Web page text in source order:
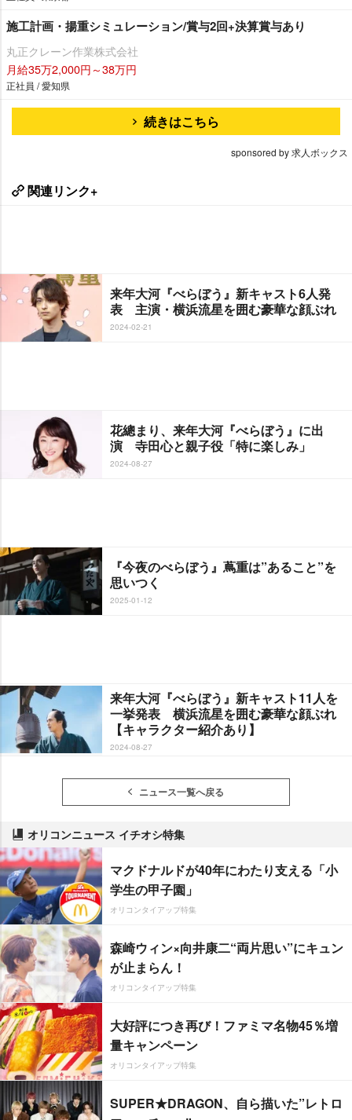
施工計画・揚重シミュレーション/賞与2回+決算賞与あり
丸正クレーン作業株式会社
月給35万2,000円～38万円
正社員 / 愛知県
続きはこちら
sponsored by 求人ボックス
関連リンク+
来年大河『べらぼう』新キャスト6人発
表 主演・横浜流星を囲む豪華な顔ぶれ
2024-02-21
花總まり、来年大河『べらぼう』に出
演 寺田心と親子役「特に楽しみ」
2024-08-27
『今夜のべらぼう』蔦重は”あること”を
思いつく
2025-01-12
来年大河『べらぼう』新キャスト11人を
一挙発表 横浜流星を囲む豪華な顔ぶれ
【キャラクター紹介あり】
2024-08-27
ニュース一覧へ戻る
オリコンニュース イチオシ特集
マクドナルドが40年にわたり支える「小
学生の甲子園」
オリコンタイアップ特集
森崎ウィン×向井康二“両片思い”にキュン
が止まらん！
オリコンタイアップ特集
大好評につき再び！ファミマ名物45％増
量キャンペーン
オリコンタイアップ特集
SUPER★DRAGON、自ら描いた”レトロ